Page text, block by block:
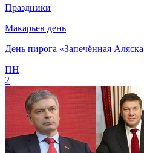
Праздники
Макарьев день
День пирога «Запечённая
ПН
2